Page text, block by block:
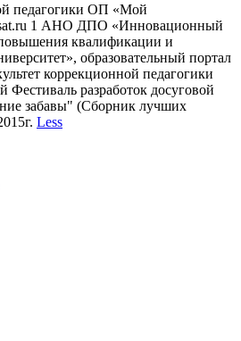
педагогики ОП «Мой
sat.ru 1 АНО ДПО «Инновационный
квалификации и
образовательный портал
коррекционной педагогики
разработок досуговой
забавы" (Сборник лучших
Less